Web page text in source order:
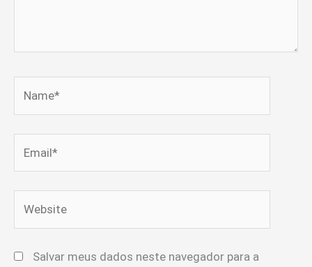
Salvar meus dados neste navegador para a